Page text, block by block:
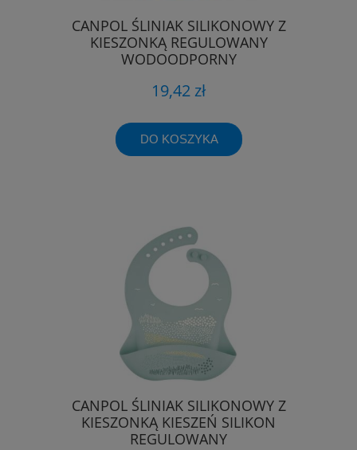
CANPOL ŚLINIAK SILIKONOWY Z
KIESZONKĄ REGULOWANY
WODOODPORNY
19,42 zł
DO KOSZYKA
CANPOL ŚLINIAK SILIKONOWY Z
KIESZONKĄ KIESZEŃ SILIKON
REGULOWANY